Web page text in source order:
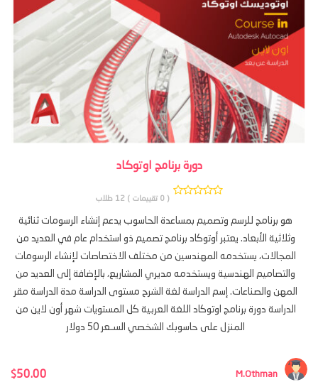
دورة برنامج اوتوكاد
( 0 تقييمات ) 12 طلاب
هو برنامج للرسم وتصميم بمساعدة الحاسوب يدعم إنشاء الرسومات ثنائية
وثلاثية الأبعاد. يعتبر أوتوكاد برنامج تصميم ذو استخدام عام في العديد من
المجالات، يستخدمه المهندسين من مختلف الاختصاصات لإنشاء الرسومات
والتصاميم الهندسية ويستخدمه مديري المشاريع، بالإضافة إلى العديد من
المهن والصناعات. إسم الدراسة لغة الشرح مستوى الدراسة مدة الدراسة مقر
الدراسة دورة برنامج اوتوكاد اللغة العربية كل المستويات شهر أون لاين من
المنزل على حاسوبك الشخصي السـعر 50 دولار
$50.00 M.Othman